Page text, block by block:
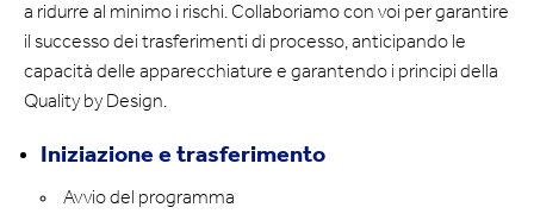
a ridurre al minimo i rischi. Collaboriamo con voi per garantire
il successo dei trasferimenti di processo, anticipando le
capacità delle apparecchiature e garantendo i principi della
Quality by Design.
Iniziazione e trasferimento
Avvio del programma